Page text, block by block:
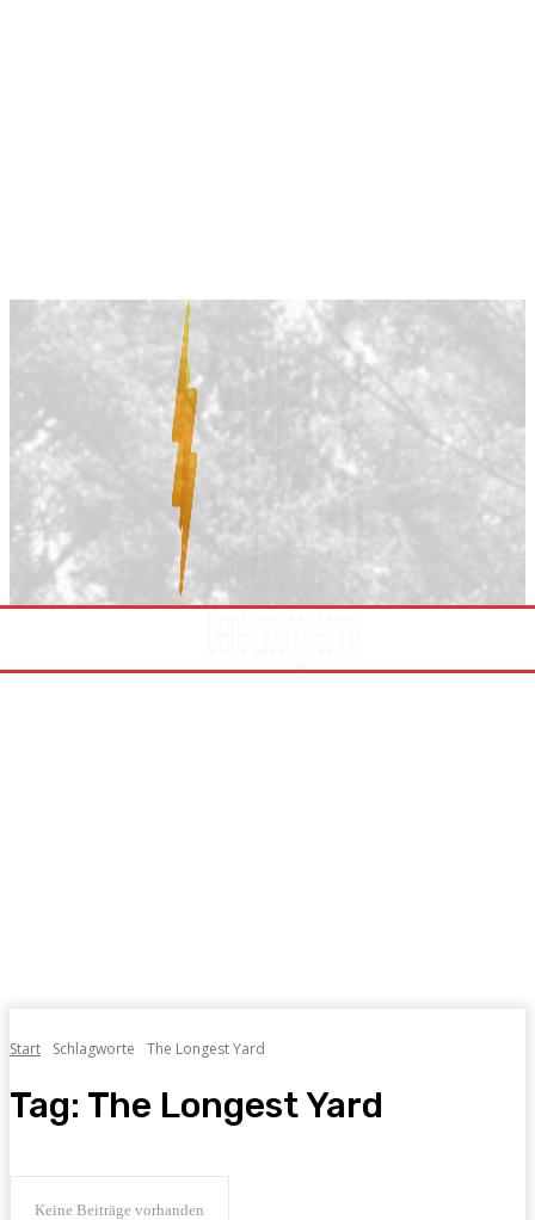
Start Schlagworte The Longest Yard
Tag: The Longest Yard
Keine Beiträge vorhanden